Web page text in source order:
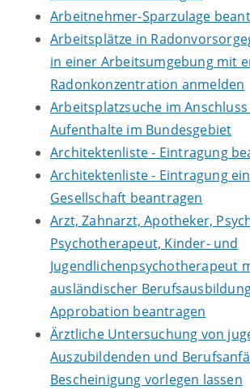
Arbeitnehmer-Sparzulage
Arbeitsplätze in
in einer Arbeitsumgebung mit
Radonkonzentration anmelden
Arbeitsplatzsuche im Anschluss
Aufenthalte im Bundesgebiet
Architektenliste - Eintragung
Architektenliste - Eintragung
Gesellschaft beantragen
Arzt, Zahnarzt, Apotheker,
Psychotherapeut, Kinder- und
Jugendlichenpsychotherapeut
ausländischer
Approbation beantragen
Ärztliche Untersuchung von
Auszubildenden und
Bescheinigung vorlegen lassen